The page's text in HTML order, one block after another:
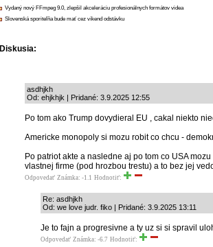
Vydaný nový FFmpeg 9.0, zlepšil akceleráciu profesionálnych formátov videa
Slovenská sporiteľňa bude mať cez víkend odstávku
Diskusia:
asdhjkh
Od: ehjkhjk | Pridané: 3.9.2025 12:55
Po tom ako Trump dovydieral EU , cakal niekto
Americke monopoly si mozu robit co chcu -
Po patriot akte a nasledne aj po tom co USA
vlastnej firme (pod hrozbou trestu) a to bez jej
Odpovedať Známka: -1.1 Hodnotiť:
Re: asdhjkh
Od: we love judr. fiko | Pridané: 3.9.2025 13:11
Je to fajn a progresivne a ty uz si si spravil
Odpovedať Známka: -6.7 Hodnotiť: